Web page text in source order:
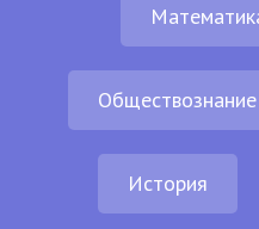
Обществознание
История